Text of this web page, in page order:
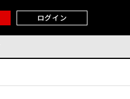
ログイン